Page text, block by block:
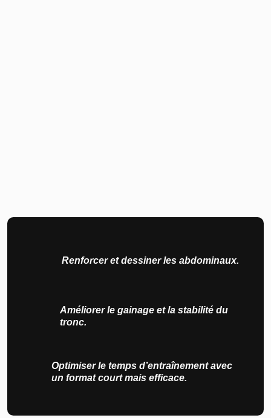
Renforcer et dessiner les abdominaux.
Améliorer le gainage et la stabilité du
tronc.
Optimiser le temps d’entraînement avec
un format court mais efficace.